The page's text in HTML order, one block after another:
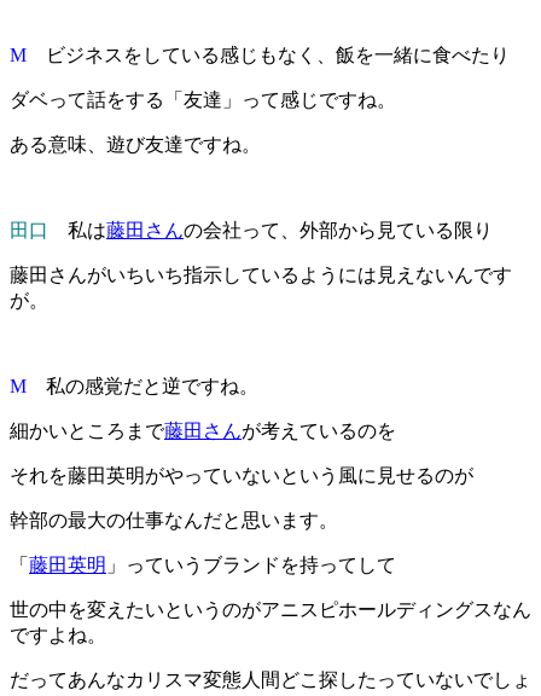
M ビジネスをしている感じもなく、飯を一緒に食べたり
ダベって話をする「友達」って感じですね。
ある意味、遊び友達ですね。
田口 私は藤田さんの会社って、外部から見ている限り
藤田さんがいちいち指示しているようには見えないんです
が。
M 私の感覚だと逆ですね。
細かいところまで藤田さんが考えているのを
それを藤田英明がやっていないという風に見せるのが
幹部の最大の仕事なんだと思います。
「 藤田英明 」っていうブランドを持ってして
世の中を変えたいというのがアニスピホールディングスなん
ですよね。
だってあんなカリスマ変態人間どこ探したっていないでしょ